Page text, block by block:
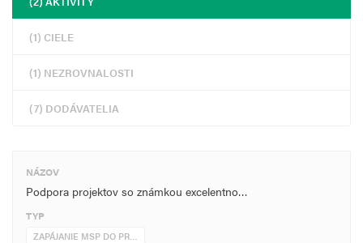
(1) CIELE
(1) NEZROVNALOSTI
(7) DODÁVATELIA
NÁZOV
Podpora projektov so známkou excelentno…
TYP
ZAPÁJANIE MSP DO PR…